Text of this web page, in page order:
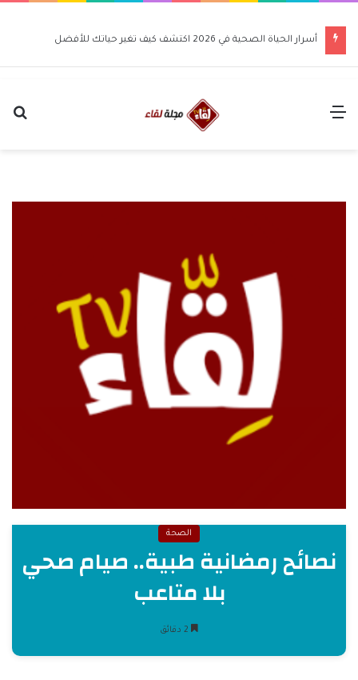
أسرار الحياة الصحية في 2026 اكتشف كيف تغير حياتك للأفضل
القائمة
الصحة
نصائح رمضانية طبية.. صيام صحي
بلا متاعب